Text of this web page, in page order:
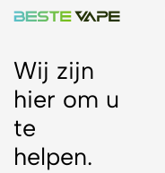
Wij zijn
hier om u
te
helpen.